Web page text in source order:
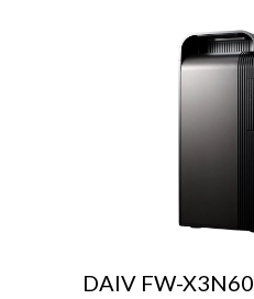
DAIV FW-X3N60